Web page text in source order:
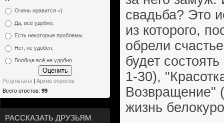
Очень нравится =)
Да, всё удобно.
Есть некоторые проблемы.
Нет, не удобен.
Вообще всё не удобно.
Результаты
Архив опросов
Всего ответов: 99
РАССКАЗАТЬ ДРУЗЬЯМ
свадьба? Это
из которого,
обрели
будет
1-30),
Возвращение"
жизнь